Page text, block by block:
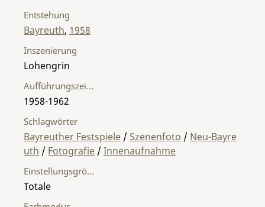
Entstehung
Bayreuth, 1958
Einstellungsgröße
Totale
Inszenierung
Lohengrin
Aufführungszeitraum
1958-1962
Schlagwörter
Bayreuther Festspiele / Szenenfoto / Neu-Bayre
uth / Fotografie / Innenaufnahme